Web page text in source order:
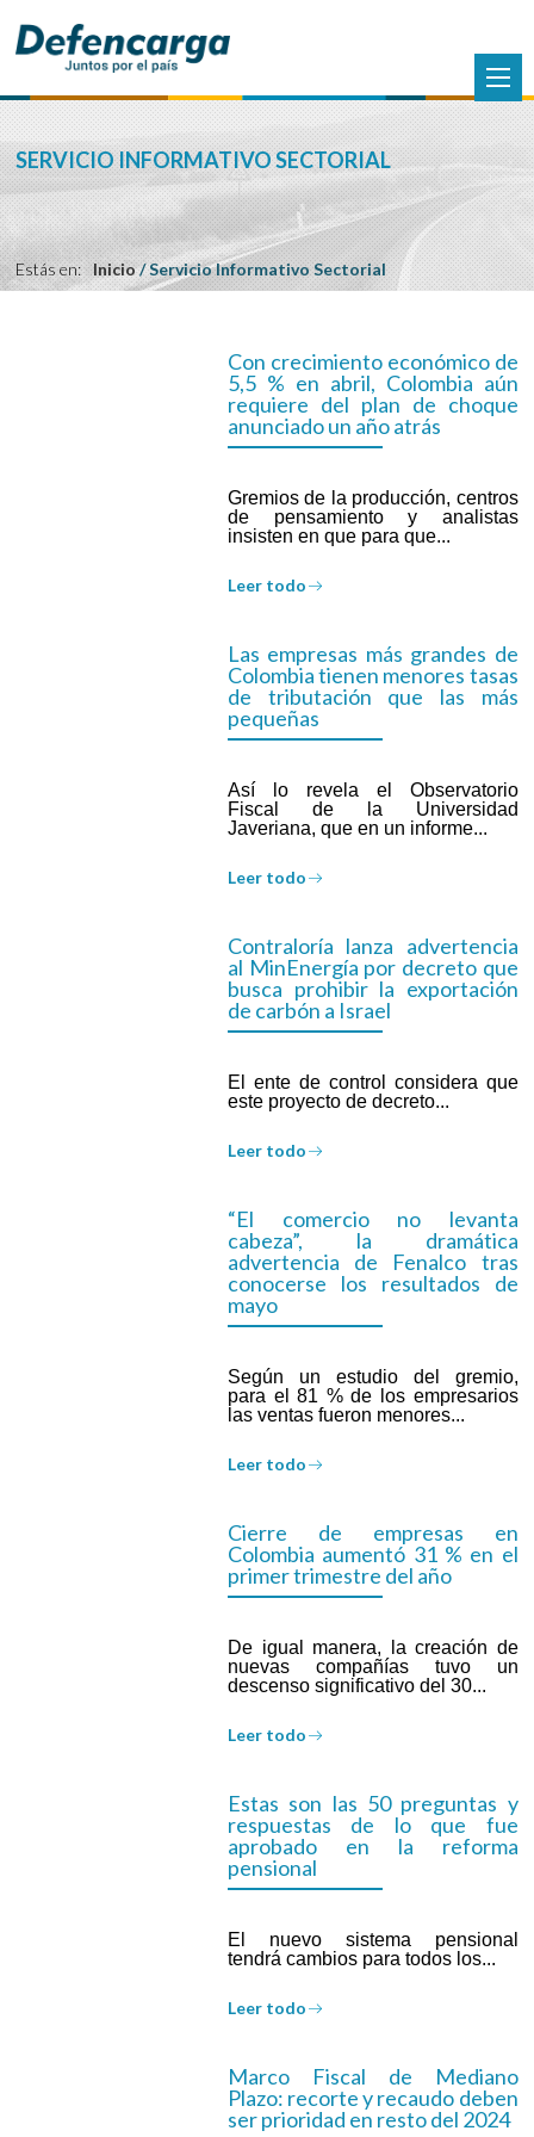
SERVICIO INFORMATIVO SECTORIAL
Estás en: Inicio/Servicio Informativo Sectorial
Con crecimiento económico de
5,5 % en abril, Colombia aún
requiere del plan de choque
anunciado un año atrás
Gremios de la producción, centros
de pensamiento y analistas
insisten en que para que...
Leer todo
Las empresas más grandes de
Colombia tienen menores tasas
de tributación que las más
pequeñas
Así lo revela el Observatorio
Fiscal de la Universidad
Javeriana, que en un informe...
Leer todo
Contraloría lanza advertencia
al MinEnergía por decreto que
busca prohibir la exportación
de carbón a Israel
El ente de control considera que
este proyecto de decreto...
Leer todo
“El comercio no levanta
cabeza”, la dramática
advertencia de Fenalco tras
conocerse los resultados de
mayo
Según un estudio del gremio,
para el 81 % de los empresarios
las ventas fueron menores...
Leer todo
Cierre de empresas en
Colombia aumentó 31 % en el
primer trimestre del año
De igual manera, la creación de
nuevas compañías tuvo un
descenso significativo del 30...
Leer todo
Estas son las 50 preguntas y
respuestas de lo que fue
aprobado en la reforma
pensional
El nuevo sistema pensional
tendrá cambios para todos los...
Leer todo
Marco Fiscal de Mediano
Plazo: recorte y recaudo deben
ser prioridad en resto del 2024